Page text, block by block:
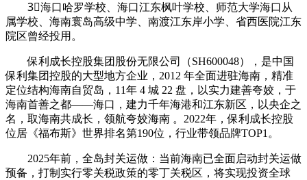
3⃣海口哈罗学校、海口江东枫叶学校、师范大学海口从
属学校、海南寰岛高级中学、南渡江东岸小学、省西医院江东
院区曾经投用。
保利成长控股集团股份无限公司（SH600048），是中国
保利集团控股的大型地方企业，2012 年全面进驻海南，精准
定位结构海南自贸岛，11年 4 城 22 盘，以实力建善夸姣，于
海南首善之都——海口，建力千年海港和江东新区，以央企之
名，取海南共成长，领航夸姣海南 。2022年，保利成长控股
位居《福布斯》世界排名第190位，行业带领品牌TOP1。
2025年前，全岛封关运做：当前海南已全面启动封关运做
预备，打制实行零关税政策的零丁关税区，将实现投资全球